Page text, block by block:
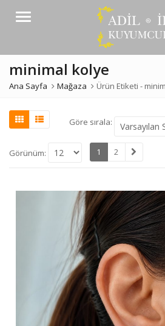
Menü
minimal kolye
Ana Sayfa Mağaza Ürün Etiketi -
Göre sırala:
Görünüm: 1 2